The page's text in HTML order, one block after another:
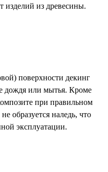
изделий из древесины.
поверхности декинг
дождя или мытья. Кроме
при правильном
образуется наледь, что
эксплуатации.